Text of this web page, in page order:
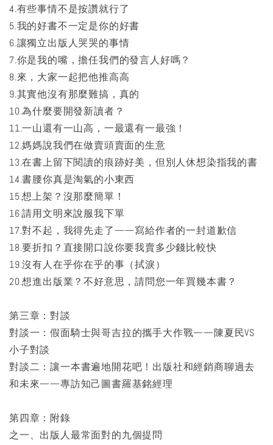
4.有些事情不是按讚就行了
5.我的好書不一定是你的好書
6.讓獨立出版人哭哭的事情
7.你是我的嘴，擔任我們的發言人好嗎？
8.來，大家一起把他推高高
9.其實他沒有那麼難搞，真的
10.為什麼要開發新讀者？
11.一山還有一山高，一最還有一最強！
12.媽媽說我們在做賣頭賣面的生意
13.在書上留下閱讀的痕跡好美，但別人休想染指我的書
14.書腰你真是淘氣的小東西
15.想上架？沒那麼簡單！
16.請用文明來說服我下單
17.對不起，我得先走了——寫給作者的一封道歉信
18.要折扣？直接開口說你要我賣多少錢比較快
19.沒有人在乎你在乎的事（拭淚）
20.想進出版業？不好意思，請問您一年買幾本書？
第三章：對談
對談一：假面騎士與哥吉拉的攜手大作戰——陳夏民VS
小子對談
對談二：讓一本書遍地開花吧！出版社和經銷商聊過去
和未來——專訪知己圖書羅基銘經理
第四章：附錄
之一、出版人最常面對的九個提問